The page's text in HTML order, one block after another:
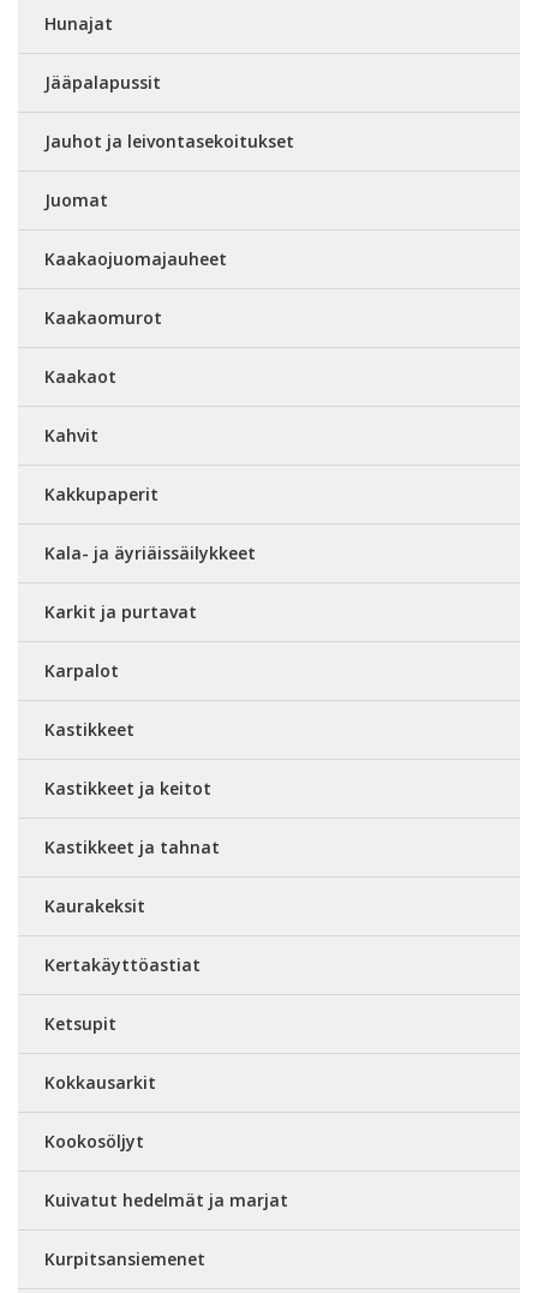
Hunajat
Jääpalapussit
Jauhot ja leivontasekoitukset
Juomat
Kaakaojuomajauheet
Kaakaomurot
Kaakaot
Kahvit
Kakkupaperit
Kala- ja äyriäissäilykkeet
Karkit ja purtavat
Karpalot
Kastikkeet
Kastikkeet ja keitot
Kastikkeet ja tahnat
Kaurakeksit
Kertakäyttöastiat
Ketsupit
Kokkausarkit
Kookosöljyt
Kuivatut hedelmät ja marjat
Kurpitsansiemenet